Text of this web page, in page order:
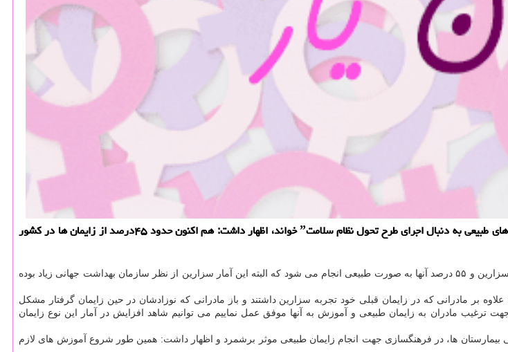
خاتون یار: رئیس انجمن متخصصین زنان ایران با اشاره به آنچه كه ˮافزایش ۱۰ درصدی در زایمان های طبیعی به دنبال اجرای طرح تحول نظام سلامتˮ خواند، اظهار داشت: هم اكنون حدود ۴۵درصد از زایمان ها در كشور
اظهار داشت: امروزه حدود ۴۵ درصد از زایمان ها سزارین و ۵۵ درصد آنها به صورت طبیعی انجام می شود كه البته این آمار سزارین از نظر سازمان بهداشت جهانی زیاد بوده
بر مادرانی كه در زایمان قبلی خود تجربه سزارین داشتند و باز مادرانی كه نوزادشان در حین زایمان گرفتار مشكل
مادران به زایمان طبیعی و آموزش به آنها موفق عمل نماییم می توانیم شاهد افزایش در آمار این نوع زایمان
بیمارستان ها، در فرهنگسازی جهت انجام زایمان طبیعی موثر برشمرد و اظهار داشت: همین طور شروع آموزش های لازم